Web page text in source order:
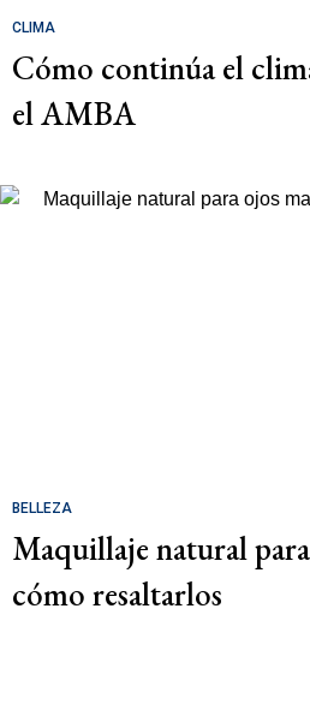
CLIMA
Cómo continúa el
el AMBA
BELLEZA
Maquillaje natural
cómo resaltarlos